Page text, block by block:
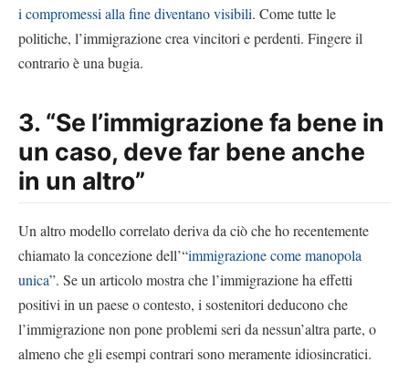
i compromessi alla fine diventano visibili. Come tutte le
politiche, l’immigrazione crea vincitori e perdenti. Fingere il
contrario è una bugia.
3. “Se l’immigrazione fa bene in
un caso, deve far bene anche
in un altro”
Un altro modello correlato deriva da ciò che ho recentemente
chiamato la concezione dell’“immigrazione come manopola
unica”. Se un articolo mostra che l’immigrazione ha effetti
positivi in un paese o contesto, i sostenitori deducono che
l’immigrazione non pone problemi seri da nessun’altra parte, o
almeno che gli esempi contrari sono meramente idiosincratici.